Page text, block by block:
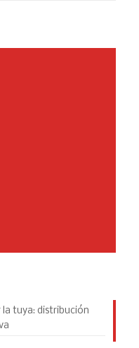
la tuya: distribución